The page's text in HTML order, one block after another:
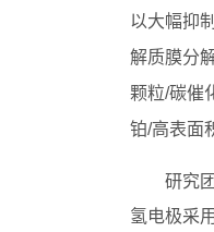
以大幅抑
解质膜分
颗粒/碳催
铂/高表面
研究
氢电极采